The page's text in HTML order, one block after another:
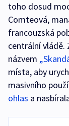
toho dosud
Comteová,
francouzská
centrální vládě.
názvem
místa, aby
masivního
ohlas a